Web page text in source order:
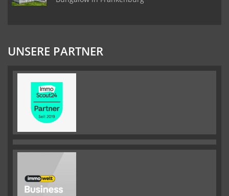
UNSERE PARTNER